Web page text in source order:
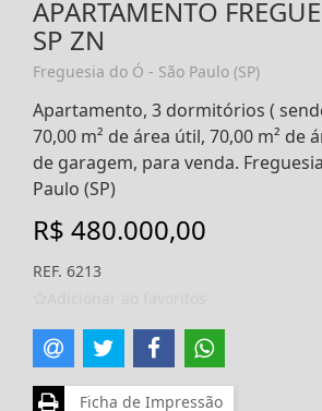
APARTAMENTO
SP ZN
Freguesia do Ó - São Paulo (SP)
Apartamento, 3 dormitórios (
70,00 m² de área útil, 70,00 m² de
de garagem, para venda.
Paulo (SP)
R$ 480.000,00
REF. 6213
Ficha de Impressão